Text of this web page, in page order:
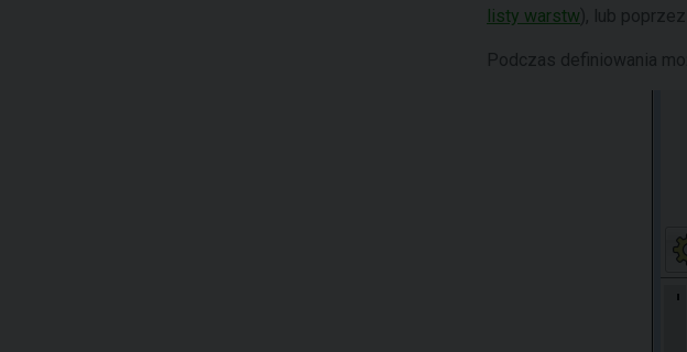
listy warstw), lub
Podczas definiowania